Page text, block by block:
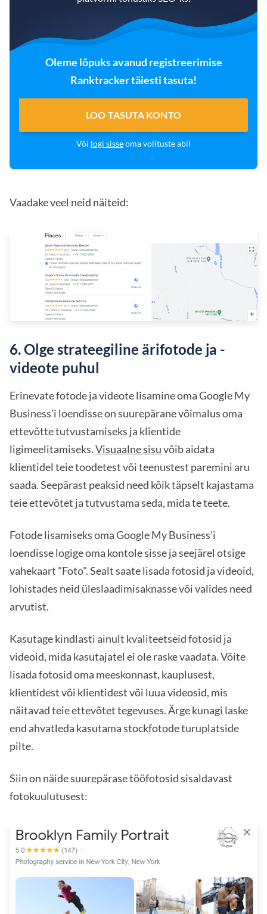
Oleme lõpuks avanud registreerimise
Ranktracker täiesti tasuta!
LOO TASUTA KONTO
Või logi sisseoma volituste abil
Vaadake veel neid näiteid:
6. Olge strateegiline ärifotode ja -
videote puhul
Erinevate fotode ja videote lisamine oma Google My
Business'i loendisse on suurepärane võimalus oma
ettevõtte tutvustamiseks ja klientide
ligimeelitamiseks.Visuaalne sisuvõib aidata
klientidel teie toodetest või teenustest paremini aru
saada. Seepärast peaksid need kõik täpselt kajastama
teie ettevõtet ja tutvustama seda, mida te teete.
Fotode lisamiseks oma Google My Business'i
loendisse logige oma kontole sisse ja seejärel otsige
vahekaart "Foto". Sealt saate lisada fotosid ja videoid,
lohistades neid üleslaadimisaknasse või valides need
arvutist.
Kasutage kindlasti ainult kvaliteetseid fotosid ja
videoid, mida kasutajatel ei ole raske vaadata. Võite
lisada fotosid oma meeskonnast, kauplusest,
klientidest või klientidest või luua videosid, mis
näitavad teie ettevõtet tegevuses. Ärge kunagi laske
end ahvatleda kasutama stockfotode turuplatside
pilte.
Siin on näide suurepärase tööfotosid sisaldavast
fotokuulutusest: